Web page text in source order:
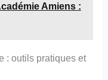
Amiens :
: outils pratiques et